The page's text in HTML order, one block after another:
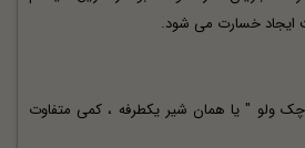
ایجاد خسارت می شود.
ولو " یا همان شیر یکطرفه ، کمی متفاوت